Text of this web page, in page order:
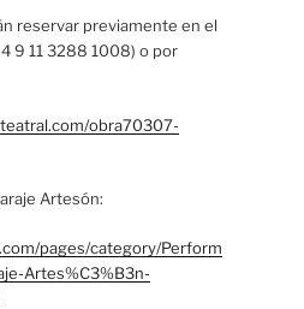
reservar previamente en el
9 11 3288 1008) o por
obra70307-
Artesón:
pages/category/Perform
Artes%C3%B3n-